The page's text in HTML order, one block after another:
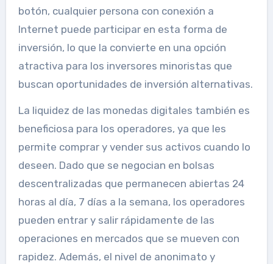
botón, cualquier persona con conexión a
Internet puede participar en esta forma de
inversión, lo que la convierte en una opción
atractiva para los inversores minoristas que
buscan oportunidades de inversión alternativas.
La liquidez de las monedas digitales también es
beneficiosa para los operadores, ya que les
permite comprar y vender sus activos cuando lo
deseen. Dado que se negocian en bolsas
descentralizadas que permanecen abiertas 24
horas al día, 7 días a la semana, los operadores
pueden entrar y salir rápidamente de las
operaciones en mercados que se mueven con
rapidez. Además, el nivel de anonimato y